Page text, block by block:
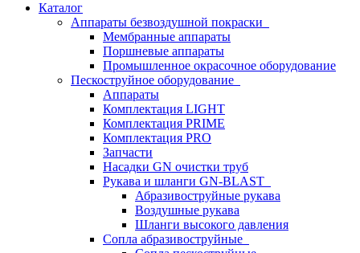
Каталог
Аппараты безвоздушной покраски
Мембранные аппараты
Поршневые аппараты
Промышленное окрасочное оборудование
Пескоструйное оборудование
Аппараты
Комплектация LIGHT
Комплектация PRIME
Комплектация PRO
Запчасти
Насадки GN очистки труб
Рукава и шланги GN-BLAST
Абразивоструйные рукава
Воздушные рукава
Шланги высокого давления
Сопла абразивоструйные